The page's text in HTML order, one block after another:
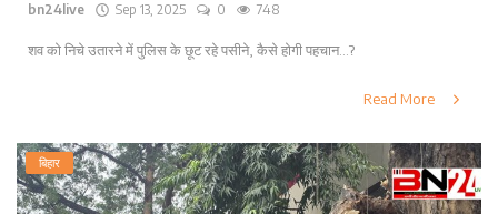
bn24live Sep 13, 2025 0 748
शव को निचे उतारने में पुलिस के छूट रहे पसीने, कैसे होगी पहचान...?
Read More
बिहार